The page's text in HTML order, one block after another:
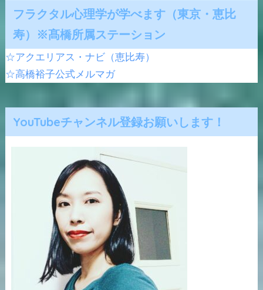
フラクタル心理学が学べます（東京・恵比
寿）※髙橋所属ステーション
☆アクエリアス・ナビ（恵比寿）
☆高橋裕子公式メルマガ
YouTubeチャンネル登録お願いします！